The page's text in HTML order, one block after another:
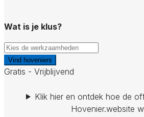
Wat is je klus?
Vind hoveniers
Gratis - Vrijblijvend
Klik hier en ontdek hoe de
Hovenier.website